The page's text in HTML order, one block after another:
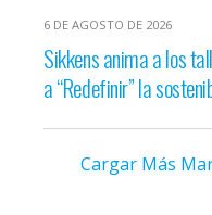
6 DE AGOSTO DE 2026
Sikkens anima a los
a “Redefinir” la
Cargar Más